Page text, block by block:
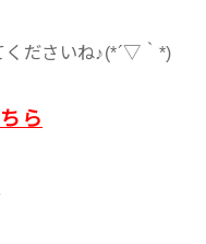
くださいね♪(*´▽｀*)
ら